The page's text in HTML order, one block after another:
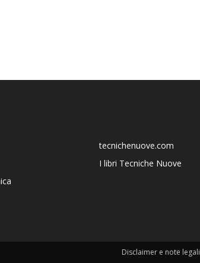
tecnichenuove.com
I libri Tecniche Nuove
Disclaimer e note legali